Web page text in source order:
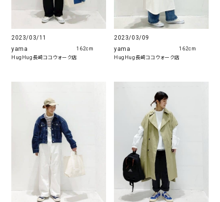
2023/03/11
yama
HugHug長崎ココウォーク店
162cm
2023/03/09
yama
HugHug長崎ココウォーク店
162cm